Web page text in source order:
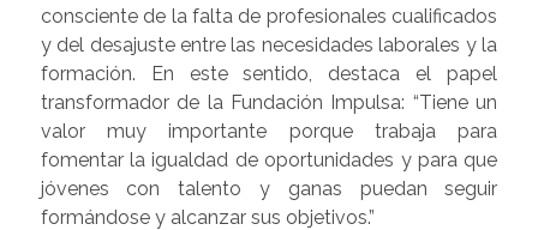
consciente de la falta de profesionales cualificados
y del desajuste entre las necesidades laborales y la
formación. En este sentido, destaca el papel
transformador de la Fundación Impulsa: “Tiene un
valor muy importante porque trabaja para
fomentar la igualdad de oportunidades y para que
jóvenes con talento y ganas puedan seguir
formándose y alcanzar sus objetivos.”